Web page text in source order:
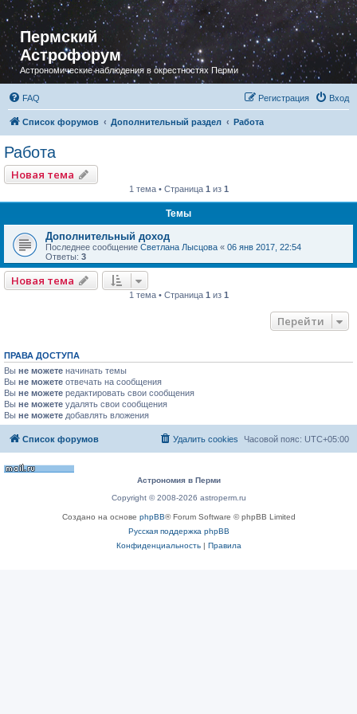
Пермский
Астрофорум
Астрономические наблюдения в окрестностях Перми
FAQ Вход
Регистрация
Список форумов Дополнительный раздел Работа
Работа
Новая тема
1 тема • Страница 1 из 1
Темы
Дополнительный доход
Последнее сообщение Светлана Лысцова « 06 янв 2017, 22:54
Ответы: 3
Новая тема
1 тема • Страница 1 из 1
Перейти
ПРАВА ДОСТУПА
Вы не можете начинать темы
Вы не можете отвечать на сообщения
Вы не можете редактировать свои сообщения
Вы не можете удалять свои сообщения
Вы не можете добавлять вложения
Список форумов Часовой пояс: UTC+05:00
Удалить cookies
Астрономия в Перми
Copyright © 2008-2026 astroperm.ru
Создано на основе phpBB® Forum Software © phpBB Limited
Русская поддержка phpBB
Конфиденциальность| Правила